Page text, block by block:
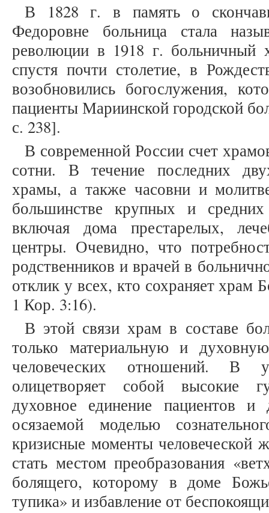
В 1828 г. в память о
Федоровне больница стала
революции в 1918 г.
спустя почти столетие, в
возобновились богослужения,
пациенты Мариинской городской
с. 238].
В современной России счет
сотни. В течение последних
храмы, а также часовни и
большинстве крупных и
включая дома престарелых,
центры. Очевидно, что
родственников и врачей в
отклик у всех, кто сохраняет храм
1 Кор. 3:16).
В этой связи храм в составе
только материальную и
человеческих отношений. В
олицетворяет собой высокие
духовное единение пациентов
осязаемой моделью
кризисные моменты человеческой
стать местом преобразования
болящего, которому в доме
тупика» и избавление от